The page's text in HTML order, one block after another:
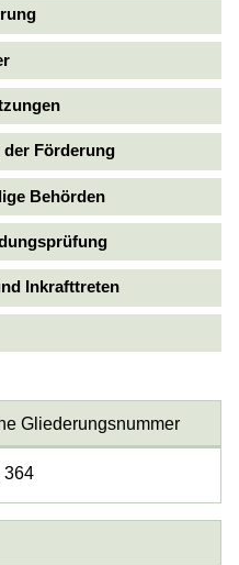
Förderung
Behörden
Inkrafttreten
Gliederungsnummer
364